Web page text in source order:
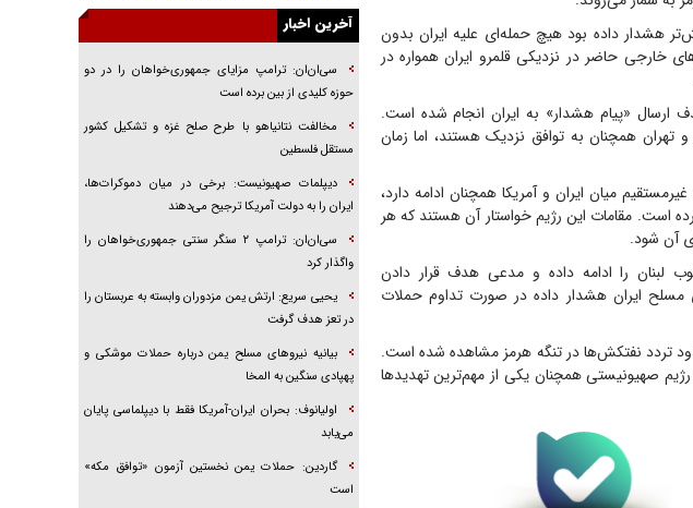
هشدار داده بود هیچ حمله‌ای علیه ایران بدون
خارجی حاضر در نزدیکی قلمرو ایران همواره در
ارسال «پیام هشدار» به ایران انجام شده است.
همچنان به توافق نزدیک هستند، اما زمان
میان ایران و آمریکا همچنان ادامه دارد،
است. مقامات این رژیم خواستار آن هستند که هر
آن شود.
لبنان را ادامه داده و مدعی هدف قرار دادن
مسلح ایران هشدار داده در صورت تداوم حملات
تردد نفتکش‌ها در تنگه هرمز مشاهده شده است.
رژیم صهیونیستی همچنان یکی از مهم‌ترین تهدیدها
معنوی رهبر شهید را ارتقا می‌داد
همه آقای دوربینی شده‌ایم!
قصه ناتمام سرویس مدارس
آیا مقاومت فلسطین خلع‌سلاح می‌شود؟
آخرین اخبار
سی‌ان‌ان: ترامپ مزایای جمهوری‌خواهان را در دو
حوزه کلیدی از بین برده است
مخالفت نتانیاهو با طرح صلح غزه و تشکیل کشور
مستقل فلسطین
دیپلمات صهیونیست: برخی در میان دموکرات‌ها،
ایران را به دولت آمریکا ترجیح می‌دهند
سی‌ان‌ان: ترامپ ۲ سنگر سنتی جمهوری‌خواهان را
واگذار کرد
یحیی سریع: ارتش یمن مزدوران وابسته به عربستان را
در تعز هدف گرفت
بیانیه نیروهای مسلح یمن درباره حملات موشکی و
پهپادی سنگین به المخا
اولیانوف: بحران ایران-آمریکا فقط با دیپلماسی پایان
می‌یابد
گاردین: حملات یمن نخستین آزمون «توافق مکه»
است